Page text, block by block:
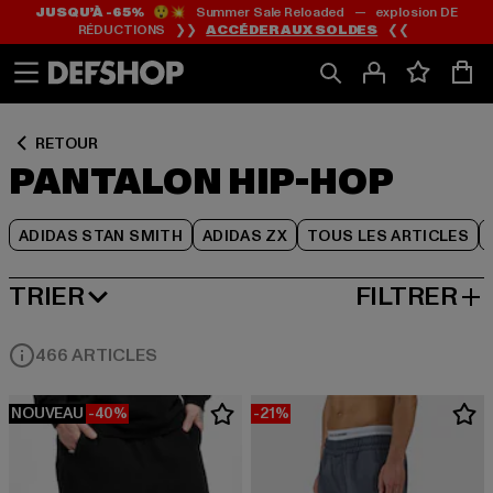
Passer
au
Passer
au
de
JUSQU’À -65%😲💥 Summer Sale Reloaded — explosion DE
RÉDUCTIONS ❯❯ACCÉDER AUX SOLDES ❮❮
RETOUR
PANTALON HIP-HOP
ADIDAS STAN SMITH ADIDAS ZX TOUS LES ARTICLES
Passer
au
de
TRIER
MEILLEURES VENTES FILTRER
466 ARTICLES
NOUVEAU -40% -21%